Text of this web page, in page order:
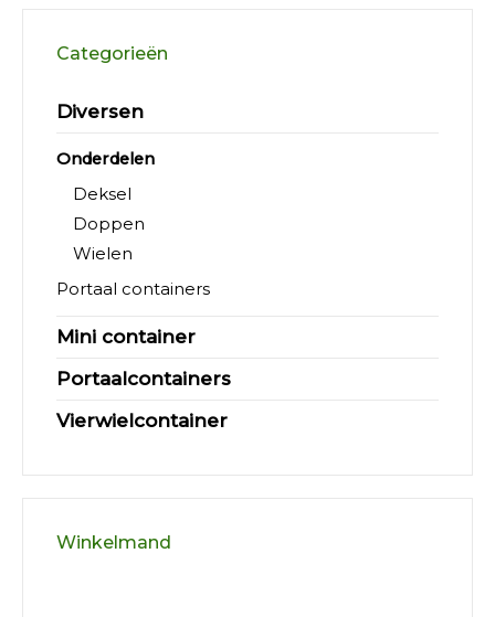
Categorieën
Diversen
Onderdelen
Deksel
Doppen
Wielen
Portaal containers
Mini container
Portaalcontainers
Vierwielcontainer
Winkelmand